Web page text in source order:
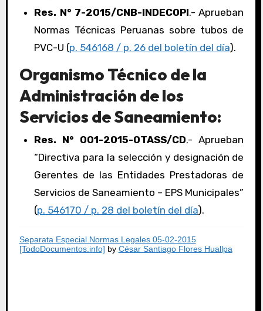
Res. N° 7-2015/CNB-INDECOPI.- Aprueban
Normas Técnicas Peruanas sobre tubos de
PVC-U (p. 546168 / p. 26 del boletín del día).
Organismo Técnico de la
Administración de los
Servicios de Saneamiento:
Res. N° 001-2015-OTASS/CD.- Aprueban
“Directiva para la selección y designación de
Gerentes de las Entidades Prestadoras de
Servicios de Saneamiento – EPS Municipales”
(p. 546170 / p. 28 del boletín del día).
Separata Especial Normas Legales 05-02-2015
[TodoDocumentos.info] by César Santiago Flores Huallpa